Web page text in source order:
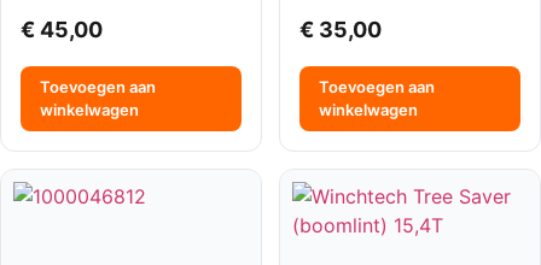
€45,00
Toevoegen aan
winkelwagen
€ 35,00
Toevoegen aan
winkelwagen